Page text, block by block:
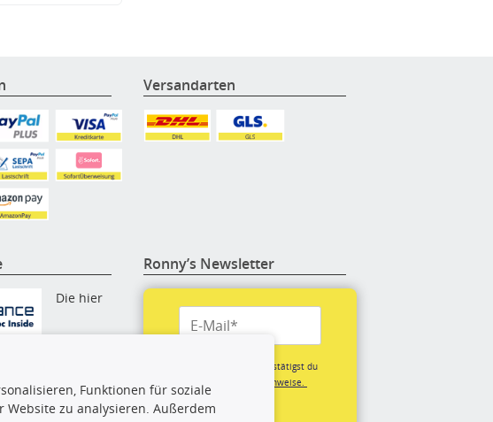
Versandarten
Die hier
Es ist zu
Daten oder die
Ronny’s Newsletter
Mit der Anmeldung bestätigst du
unsere
Datenschutzhinweise.
(*Pflichtfeld)
Funktionen für soziale
zu analysieren. Außerdem